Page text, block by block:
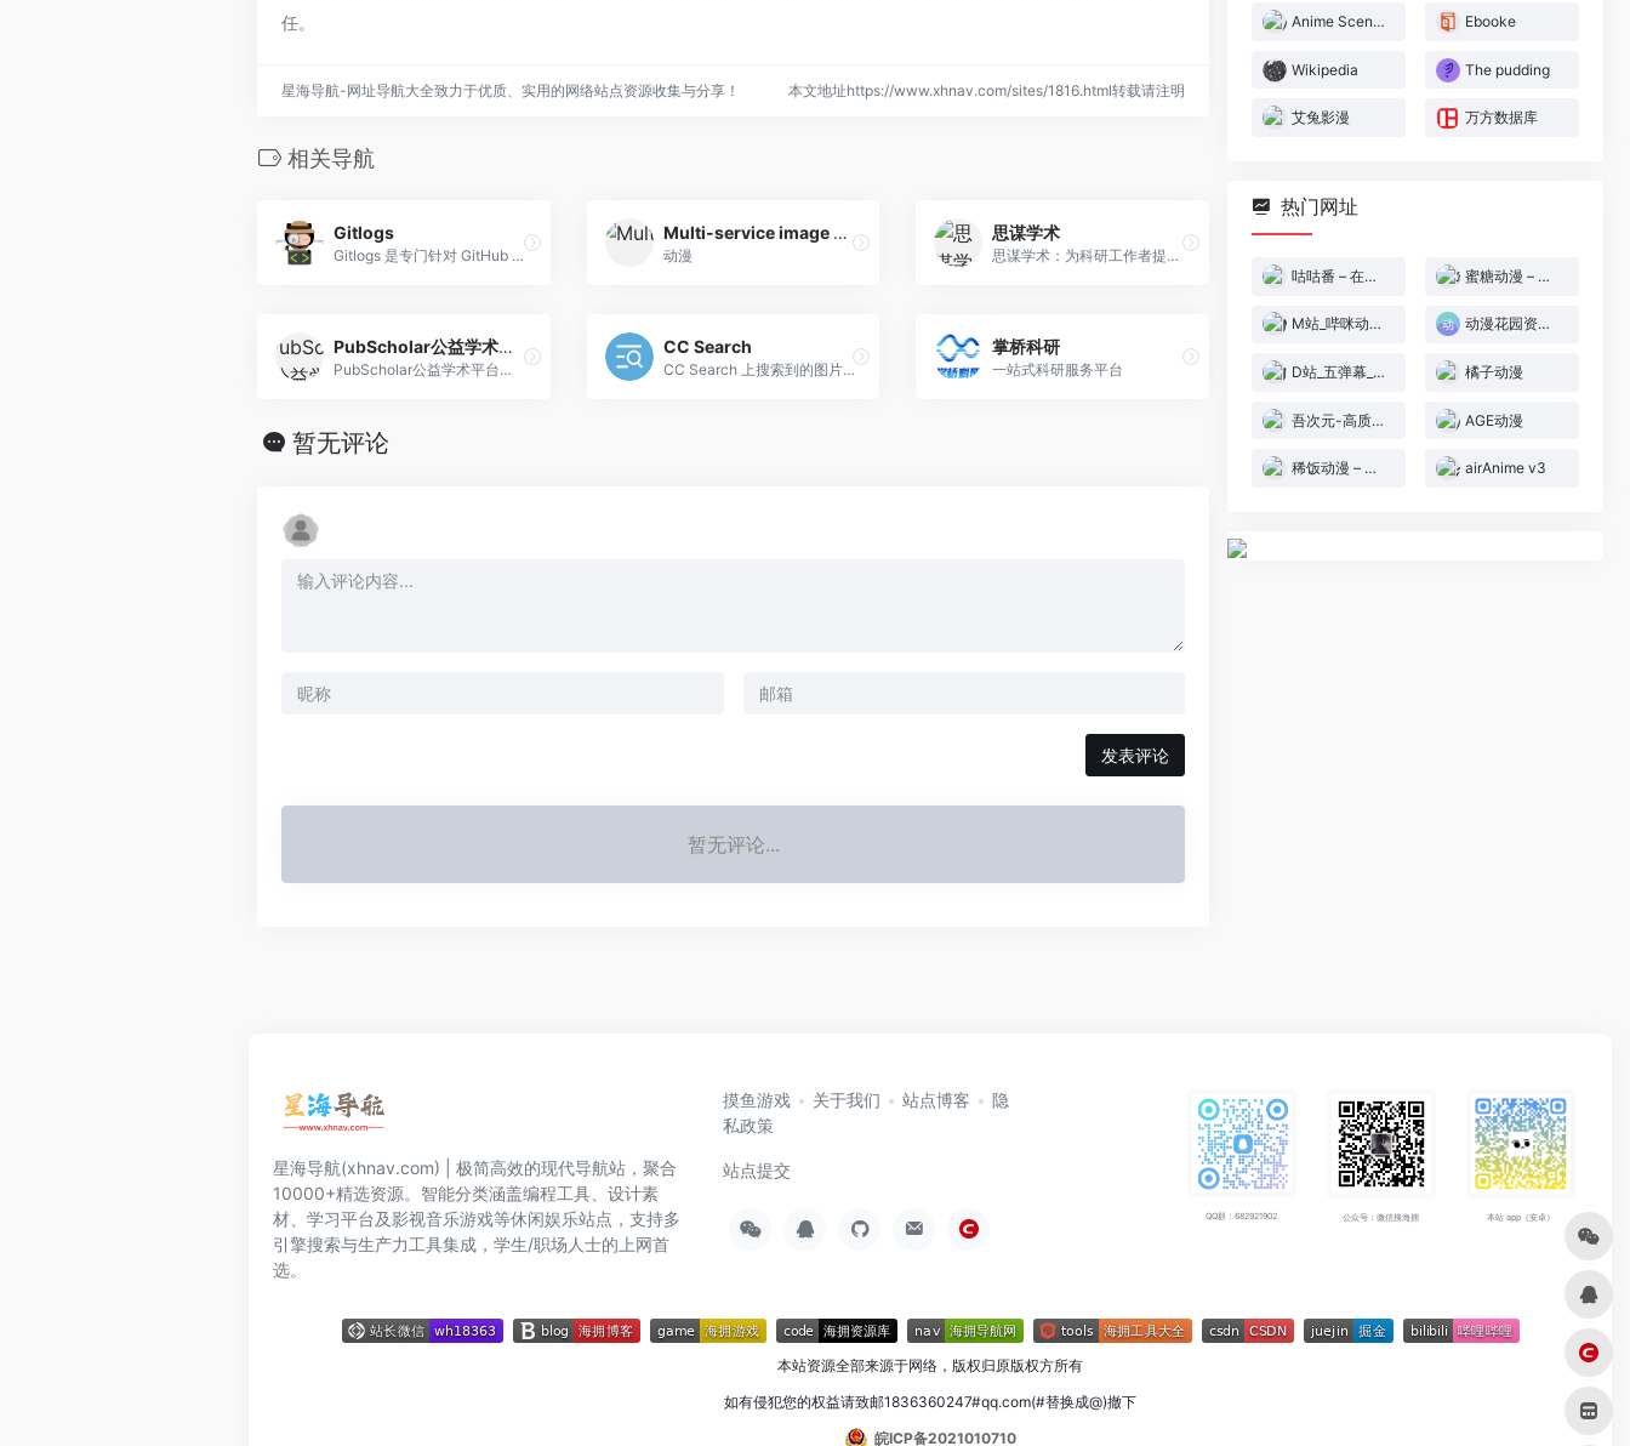
任。
星海导航-网址导航大全致力于优质、实用的网络站点资源收集与分享！ 本文地址https://www.xhnav.com/sites/1816.html转载请注明
相关导航
Gitlogs
Gitlogs 是专门针对 GitHub 项目的搜索引擎，我们通过他可以快速找到想要项目。
Multi-service image search
动漫
思谋学术
思谋学术：为科研工作者提供谷歌学术搜索的网站导航,并提供学术资源导航与论文免费下载通道。
PubScholar公益学术平台
PubScholar公益学术平台是中国科学院作为国家战略科技力量的主力军，履行学术资源保障“国家队”职责，为满足全国科技界和全社会科技创新的学术资源基础保障需求，建设的提供公益性学术资源的检索发现、内容获取和交流共享等服务的平台。平台在尊重知识产权和国际通行规范的前提下，发挥中国科学院自身拥有丰富且高质量学术资源的优 势，带动国内外的学术资源机构积极合作，最大限度地开放优质学术资源。目前，平台整合集成了中国科学院的科技成果资源、科技出版资源和学术交流资源；OA环境下允许集成服务的学术 资源；以及通过协议授权或其它合作共建模式获得授权许可的学术资源。
CC Search
CC Search 上搜索到的图片资源都是无版权的，我们可以免费的使用。
掌桥科研
一站式科研服务平台
暂无评论
发表评论
暂无评论...
Anime Scene Search Engine – trace.moe Ebooke
Wikipedia The pudding
艾兔影漫 万方数据库
热门网址
咕咕番 – 在线日漫 蜜糖动漫 – 溢满热爱，探寻动漫世界的精彩旅程！
M站_哔咪动漫,哔咪哔咪,火影忍者,海贼王,这里是兴趣使然的无名小站_bimibimi 动漫花园资源网-动漫花园镜像站 ~ 動漫花園資源網镜像站 – 動漫愛好者的自由交流平台
D站_五弹幕_干净の弹幕视频网_dilili,发射(。ﾟωﾟ)ﾉ”！ 橘子动漫
吾次元-高质量二次元追番小站 AGE动漫
稀饭动漫 – 免费高清动漫分享 airAnime v3
星海导航(xhnav.com) | 极简高效的现代导航站，聚合
10000+精选资源。智能分类涵盖编程工具、设计素
材、学习平台及影视音乐游戏等休闲娱乐站点，支持多
引擎搜索与生产力工具集成，学生/职场人士的上网首
选。
摸鱼游戏 关于我们 站点博客
隐
私政策
站点提交
QQ群：682921902 公众号：微信搜海拥 本站 app（安卓）
本站资源全部来源于网络，版权归原版权方所有
如有侵犯您的权益请致邮1836360247#qq.com(#替换成@)撤下
皖ICP备2021010710